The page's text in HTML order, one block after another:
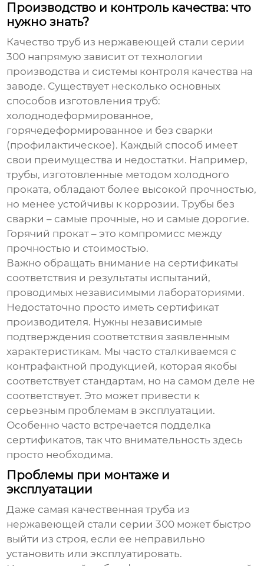
Производство и контроль качества: что
нужно знать?
Качествотруб из нержавеющей стали серии
300 напрямую зависит от технологии
производства и системы контроля качества на
заводе. Существует несколько основных
способов изготовления труб:
холоднодеформированное,
горячедеформированное и без сварки
(профилактическое). Каждый способ имеет
свои преимущества и недостатки. Например,
трубы, изготовленные методом холодного
проката, обладают более высокой прочностью,
но менее устойчивы к коррозии. Трубы без
сварки – самые прочные, но и самые дорогие.
Горячий прокат – это компромисс между
прочностью и стоимостью.
Важно обращать внимание на сертификаты
соответствия и результаты испытаний,
проводимых независимыми лабораториями.
Недостаточно просто иметь сертификат
производителя. Нужны независимые
подтверждения соответствия заявленным
характеристикам. Мы часто сталкиваемся с
контрафактной продукцией, которая якобы
соответствует стандартам, но на самом деле не
соответствует. Это может привести к
серьезным проблемам в эксплуатации.
Особенно часто встречается подделка
сертификатов, так что внимательность здесь
просто необходима.
Проблемы при монтаже и
эксплуатации
Даже самая качественнаятруба из
нержавеющей стали серии 300 может быстро
выйти из строя, если ее неправильно
установить или эксплуатировать.